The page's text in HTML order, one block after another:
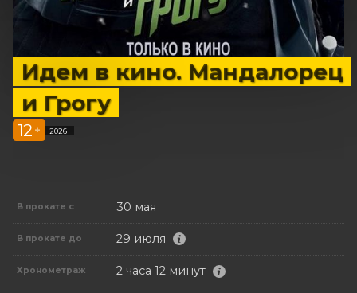
Идем в кино. Мандалорец
и Грогу
12 + 2026
В прокате с 30 мая
В прокате до 29 июля
Хронометраж 2 часа 12 минут